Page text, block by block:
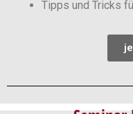
Tipps und Tricks